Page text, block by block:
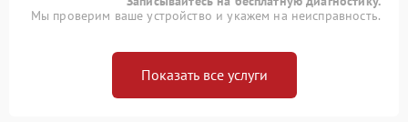
Мы проверим ваше устройство и укажем на неисправность.
Показать все услуги